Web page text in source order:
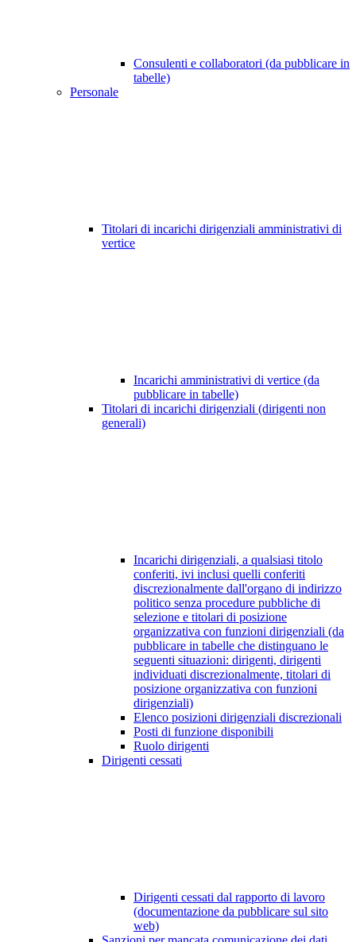
Consulenti e collaboratori (da pubblicare in
tabelle)
Personale
Titolari di incarichi dirigenziali amministrativi di
vertice
Incarichi amministrativi di vertice (da
pubblicare in tabelle)
Titolari di incarichi dirigenziali (dirigenti non
generali)
Incarichi dirigenziali, a qualsiasi titolo
conferiti, ivi inclusi quelli conferiti
discrezionalmente dall'organo di indirizzo
politico senza procedure pubbliche di
selezione e titolari di posizione
organizzativa con funzioni dirigenziali (da
pubblicare in tabelle che distinguano le
seguenti situazioni: dirigenti, dirigenti
individuati discrezionalmente, titolari di
posizione organizzativa con funzioni
dirigenziali)
Elenco posizioni dirigenziali discrezionali
Posti di funzione disponibili
Ruolo dirigenti
Dirigenti cessati
Dirigenti cessati dal rapporto di lavoro
(documentazione da pubblicare sul sito
web)